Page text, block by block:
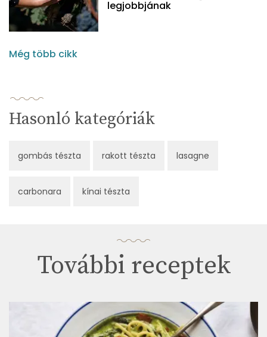
legjobbjának
Még több cikk
Hasonló kategóriák
gombás tészta rakott tészta lasagne
carbonara kínai tészta
További receptek